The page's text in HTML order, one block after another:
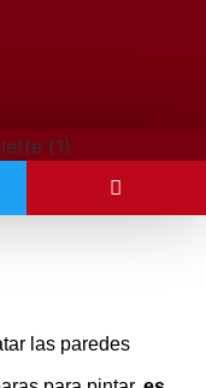
las paredes